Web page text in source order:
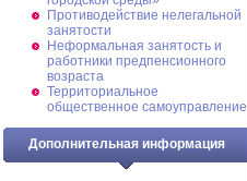
Противодействие нелегальной
занятости
Неформальная занятость и
работники предпенсионного
возраста
Территориальное
общественное самоуправление
Дополнительная информация